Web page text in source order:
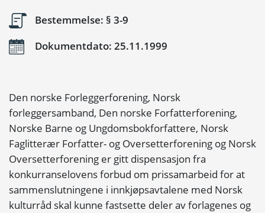
Bestemmelse: § 3-9
Dokumentdato: 25.11.1999
Den norske Forleggerforening, Norsk
forleggersamband, Den norske Forfatterforening,
Norske Barne og Ungdomsbokforfattere, Norsk
Faglitterær Forfatter- og Oversetterforening og Norsk
Oversetterforening er gitt dispensasjon fra
konkurranselovens forbud om prissamarbeid for at
sammenslutningene i innkjøpsavtalene med Norsk
kulturråd skal kunne fastsette deler av forlagenes og